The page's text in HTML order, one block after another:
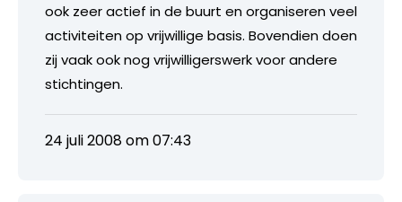
ook zeer actief in de buurt en organiseren veel
activiteiten op vrijwillige basis. Bovendien doen
zij vaak ook nog vrijwilligerswerk voor andere
stichtingen.
24 juli 2008 om 07:43